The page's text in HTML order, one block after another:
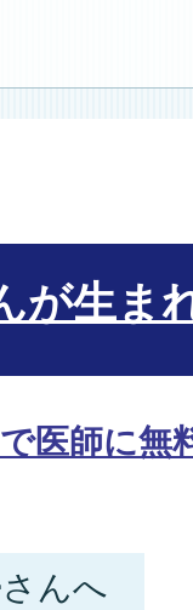
が生ま
医師に無
んへ